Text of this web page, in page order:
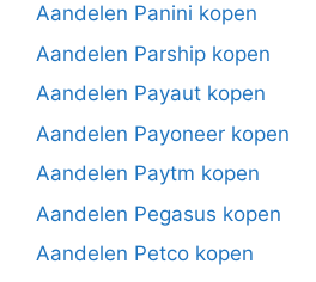
Aandelen Panini kopen
Aandelen Parship kopen
Aandelen Payaut kopen
Aandelen Payoneer kopen
Aandelen Paytm kopen
Aandelen Pegasus kopen
Aandelen Petco kopen